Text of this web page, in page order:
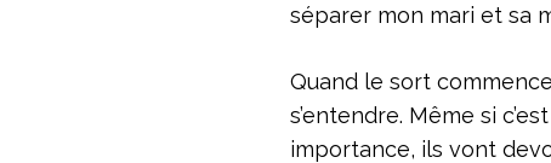
séparer mon mari et sa
Quand le sort
s’entendre. Même si
importance, ils vont